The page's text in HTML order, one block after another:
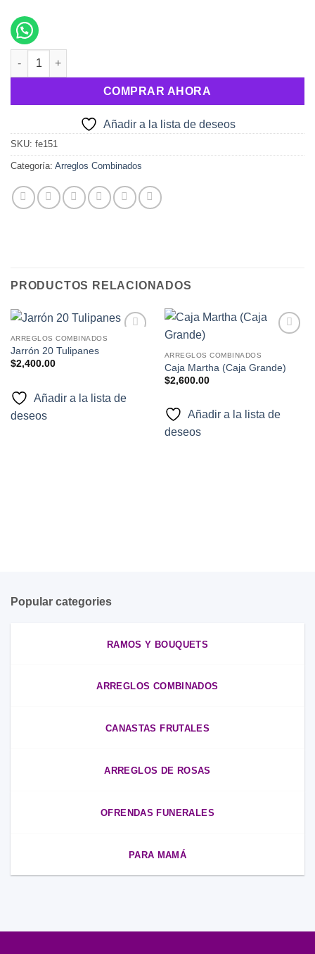
Jarrón 10 Girasoles cantidad
COMPRAR AHORA
Añadir a la lista de deseos
SKU: fe151
Categoría: Arreglos Combinados
PRODUCTOS RELACIONADOS
ARREGLOS COMBINADOS
Jarrón 20 Tulipanes
$2,400.00
Añadir a la lista de
deseos
lista de
deseos
ARREGLOS COMBINADOS
Caja Martha (Caja Grande)
$2,600.00
Añadir a la lista de
deseos
Popular categories
RAMOS Y BOUQUETS
ARREGLOS COMBINADOS
CANASTAS FRUTALES
ARREGLOS DE ROSAS
OFRENDAS FUNERALES
PARA MAMÁ